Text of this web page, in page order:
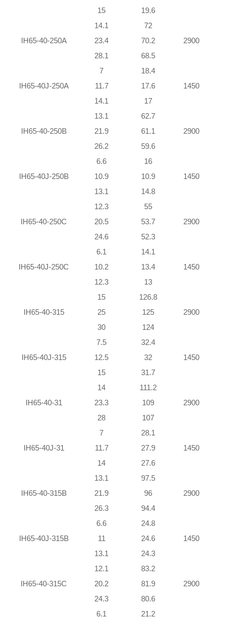
15
19.6
IH65-40-250A
14.1
23.4
28.1
72
70.2
68.5
2900
IH65-40J-250A
7
11.7
14.1
18.4
17.6
17
1450
IH65-40-250B
13.1
21.9
26.2
62.7
61.1
59.6
2900
IH65-40J-250B
6.6
10.9
13.1
16
10.9
14.8
1450
IH65-40-250C
12.3
20.5
24.6
55
53.7
52.3
2900
IH65-40J-250C
6.1
10.2
12.3
14.1
13.4
13
1450
IH65-40-315
15
25
30
126.8
125
124
2900
IH65-40J-315
7.5
12.5
15
32.4
32
31.7
1450
IH65-40-31
14
23.3
28
111.2
109
107
2900
IH65-40J-31
7
11.7
14
28.1
27.9
27.6
1450
IH65-40-315B
13.1
21.9
26.3
97.5
96
94.4
2900
IH65-40J-315B
6.6
11
13.1
24.8
24.6
24.3
1450
IH65-40-315C
12.1
20.2
24.3
83.2
81.9
80.6
2900
6.1
21.2